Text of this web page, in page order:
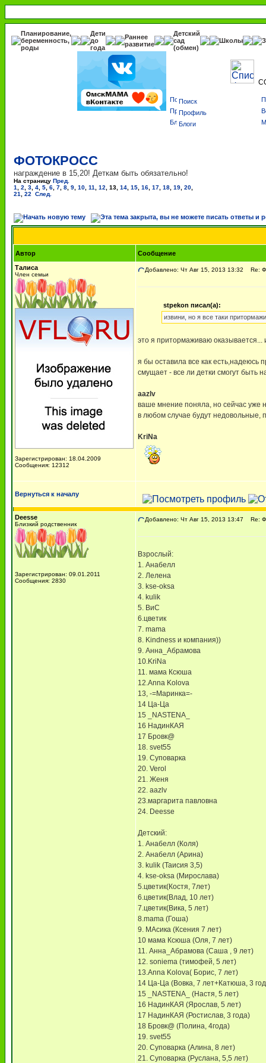
Планирование,
беременность,
роды
Дети
до
года
Раннее
развитие
Детский
сад
(обмен)
Школы
Поиск
Профиль
Блоги
ФОТОКРОСС
награждение в 15,20! Деткам быть обязательно!
На страницу Пред.
1
2 3 4 5 6 7 8 9 10 11 12 13 14 15 16 17 18 19 20
21
22 След.
Автор
Сообщение
Талиса
Член семьи
Зарегистрирован: 18.04.2009
Сообщения: 12312
Добавлено: Чт Авг 15, 2013 13:32 Re:
stpekon писал(а):
извини, но я все таки
это я притормаживаю оказывается...
я бы оставила все как есть,надеюсь
смущает - все ли детки смогут быть
aazlv
ваше мнение поняла, но сейчас уже
в любом случае будут недовольные,
KriNa
Вернуться к началу
Deesse
Близкий родственник
Зарегистрирован: 09.01.2011
Сообщения: 2830
Добавлено: Чт Авг 15, 2013 13:47 Re:
Взрослый:
1. Анабелл
2. Лелена
3. kse-oksa
4. kulik
5. ВиС
6.цветик
7. mama
8. Kindness и компания))
9. Анна_Абрамова
10.KriNa
11. мама Ксюша
12.Anna Kolova
13, -=Маринка=-
14 Ца-Ца
15 _NASTENA_
16 НадинКАЯ
17 Бровк@
18. svet55
19. Суповарка
20. Verol
21. Женя
22. aazlv
23.маргарита павловна
24. Deesse
Детский:
1. Анабелл (Коля)
2. Анабелл (Арина)
3. kulik (Таисия 3,5)
4. kse-oksa (Мирослава)
5.цветик(Костя, 7лет)
6.цветик(Влад, 10 лет)
7.цветик(Вика, 5 лет)
8.mama (Гоша)
9. МАсика (Ксения 7 лет)
10 мама Ксюша (Оля, 7 лет)
11. Анна_Абрамова (Саша , 9 лет)
12. soniema (тимофей, 5 лет)
13.Anna Kolova( Борис, 7 лет)
14 Ца-Ца (Вовка, 7 лет+Катюша, 3
15 _NASTENA_ (Настя, 5 лет)
16 НадинКАЯ (Ярослав, 5 лет)
17 НадинКАЯ (Ростислав, 3 года)
18 Бровк@ (Полина, 4года)
19. svet55
20. Суповарка (Алина, 8 лет)
21. Суповарка (Руслана, 5,5 лет)